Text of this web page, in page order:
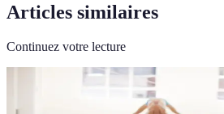
Articles similaires
Continuez votre lecture